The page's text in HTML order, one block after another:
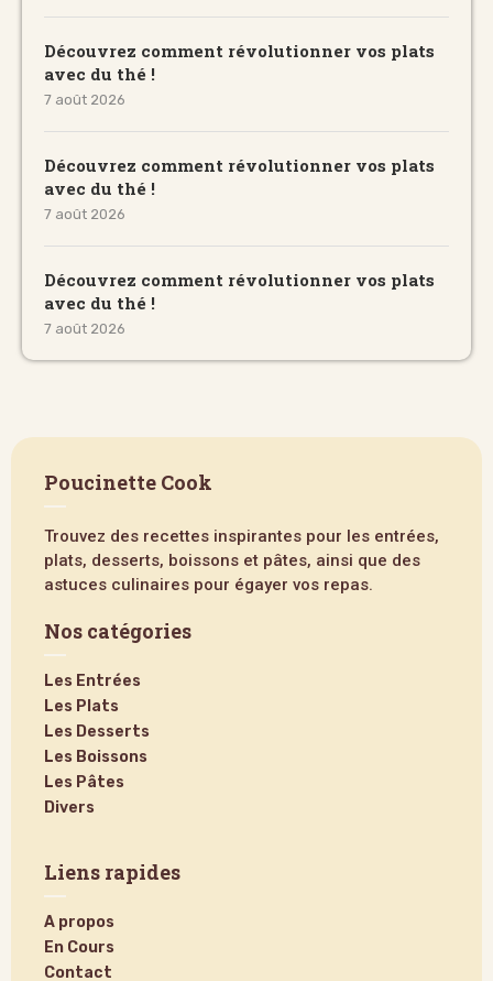
Découvrez comment révolutionner vos plats
avec du thé !
7 août 2026
Découvrez comment révolutionner vos plats
avec du thé !
7 août 2026
Découvrez comment révolutionner vos plats
avec du thé !
7 août 2026
Poucinette Cook
Trouvez des recettes inspirantes pour les entrées,
plats, desserts, boissons et pâtes, ainsi que des
astuces culinaires pour égayer vos repas.
Nos catégories
Les Entrées
Les Plats
Les Desserts
Les Boissons
Les Pâtes
Divers
Liens rapides
A propos
En Cours
Contact